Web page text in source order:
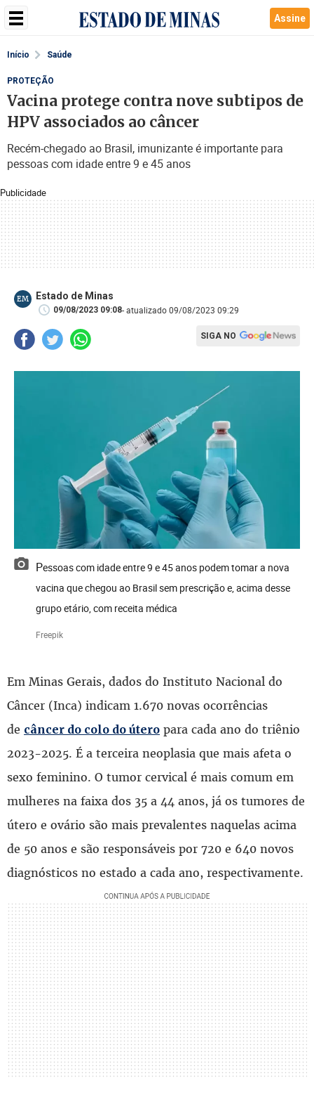
Assine
Início Saúde
Publicidade
PROTEÇÃO
Vacina protege contra nove subtipos de
HPV associados ao câncer
Recém-chegado ao Brasil, imunizante é importante para
pessoas com idade entre 9 e 45 anos
EM Estado de Minas
09/08/2023 09:08- atualizado 09/08/2023 09:29
SIGA NO
Pessoas com idade entre 9 e 45 anos podem tomar a nova
vacina que chegou ao Brasil sem prescrição e, acima desse
grupo etário, com receita médica
Freepik
Em Minas Gerais, dados do Instituto Nacional do
Câncer (Inca) indicam 1.670 novas ocorrências
de câncer do colo do útero para cada ano do triênio
2023-2025. É a terceira neoplasia que mais afeta o
sexo feminino. O tumor cervical é mais comum em
mulheres na faixa dos 35 a 44 anos, já os tumores de
útero e ovário são mais prevalentes naquelas acima
de 50 anos e são responsáveis por 720 e 640 novos
diagnósticos no estado a cada ano, respectivamente.